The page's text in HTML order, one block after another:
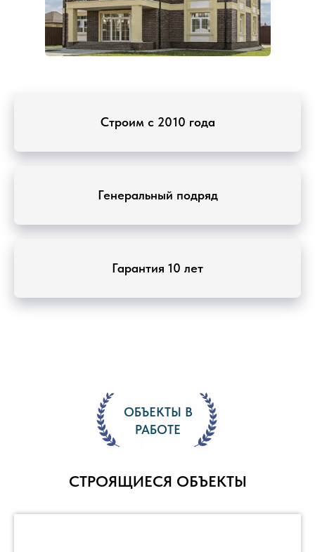
Строим с 2010 года
Генеральный подряд
Гарантия 10 лет
ОБЪЕКТЫ В
РАБОТЕ
СТРОЯЩИЕСЯ ОБЪЕКТЫ